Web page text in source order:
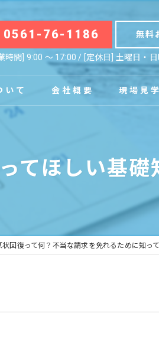
0561-76-1186 無料
時間] 9:00 〜 17:00 / [定休日] 土曜日・
いて 会社概要 現場見学
てほしい基礎
状回復って何？不当な請求を免れるために知っ